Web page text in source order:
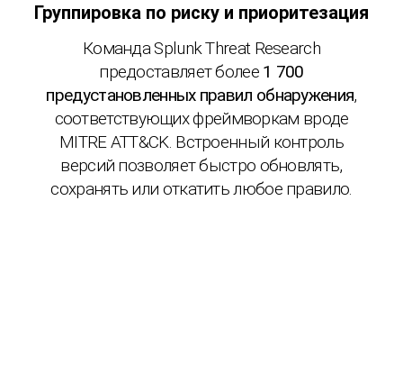
Группировка по риску и приоритезация
Команда Splunk Threat Research
предоставляет более 1 700
предустановленных правил обнаружения,
соответствующих фреймворкам вроде
MITRE ATT&CK. Встроенный контроль
версий позволяет быстро обновлять,
сохранять или откатить любое правило.